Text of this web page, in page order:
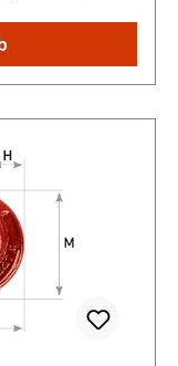
nur einmalig